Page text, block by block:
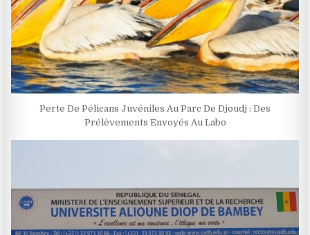
Perte De Pélicans Juvéniles Au Parc De Djoudj : Des
Prélèvements Envoyés Au Labo